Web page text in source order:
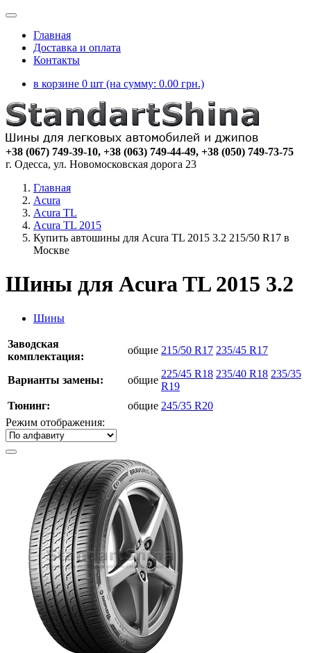
Главная
Доставка и оплата
Контакты
в корзине 0 шт (на сумму: 0.00 грн.)
+38 (067) 749-39-10, +38 (063) 749-44-49, +38 (050) 749-73-75
г. Одесса, ул. Новомосковская дорога 23
Главная
Acura
Acura TL
Acura TL 2015
Купить автошины для Acura TL 2015 3.2 215/50 R17 в
Москве
Шины для Acura TL 2015 3.2
Шины
Заводская
комплектация:
общие 215/50 R17 235/45 R17
Варианты замены: общие
225/45 R18 235/40 R18 235/35
R19
Тюнинг:
общие 245/35 R20
Режим отображения: